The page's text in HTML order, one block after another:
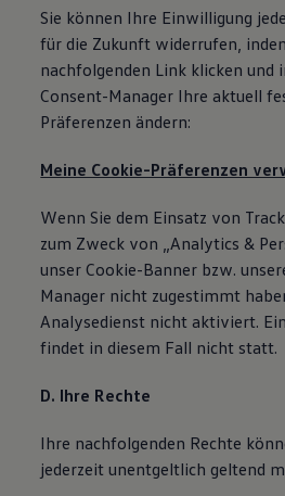
Sie können Ihre Einwilligung
für die Zukunft widerrufen,
nachfolgenden Link klicken und
Consent-Manager Ihre aktuell
Präferenzen ändern:
Meine Cookie-Präferenzen
Wenn Sie dem Einsatz von
zum Zweck von „Analytics &
unser Cookie-Banner bzw.
Manager nicht zugestimmt
Analysedienst nicht aktiviert.
findet in diesem Fall nicht statt.
D. Ihre Rechte
Ihre nachfolgenden Rechte
jederzeit unentgeltlich geltend